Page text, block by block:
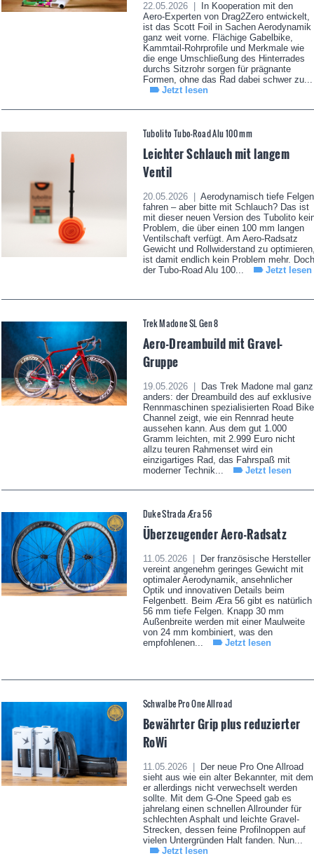
22.05.2026 |
In Kooperation mit den
Aero-Experten von Drag2Zero entwickelt,
ist das Scott Foil in Sachen Aerodynamik
ganz weit vorne. Flächige Gabelbike,
Kammtail-Rohrprofile und Merkmale wie
die enge Umschließung des Hinterrades
durchs Sitzrohr sorgen für prägnante
Formen, ohne das Rad dabei schwer zu...
Jetzt lesen
Tubolito Tubo-Road Alu 100 mm
Leichter Schlauch mit langem
Ventil
20.05.2026 |
Aerodynamisch tiefe Felgen
fahren – aber bitte mit Schlauch? Das ist
mit dieser neuen Version des Tubolito
Problem, die über einen 100 mm langen
Ventilschaft verfügt. Am Aero-Radsatz
Gewicht und Rollwiderstand zu
ist damit endlich kein Problem mehr. Doch
der Tubo-Road Alu 100...
Jetzt lesen
Trek Madone SL Gen 8
Aero-Dreambuild mit Gravel-
Gruppe
19.05.2026 |
Das Trek Madone mal ganz
anders: der Dreambuild des auf exklusive
Rennmaschinen spezialisierten Road Bike
Channel zeigt, wie ein Rennrad heute
aussehen kann. Aus dem gut 1.000
Gramm leichten, mit 2.999 Euro nicht
allzu teuren Rahmenset wird ein
einzigartiges Rad, das Fahrspaß mit
moderner Technik...
Jetzt lesen
Duke Strada Æra 56
Überzeugender Aero-Radsatz
11.05.2026 |
Der französische Hersteller
vereint angenehm geringes Gewicht mit
optimaler Aerodynamik, ansehnlicher
Optik und innovativen Details beim
Felgenbett. Beim Æra 56 gibt es natürlich
56 mm tiefe Felgen. Knapp 30 mm
Außenbreite werden mit einer Maulweite
von 24 mm kombiniert, was den
empfohlenen...
Jetzt lesen
Schwalbe Pro One Allroad
Bewährter Grip plus reduzierter
RoWi
11.05.2026 |
Der neue Pro One Allroad
sieht aus wie ein alter Bekannter, mit dem
er allerdings nicht verwechselt werden
sollte. Mit dem G-One Speed gab es
jahrelang einen schnellen Allrounder für
schlechten Asphalt und leichte Gravel-
Strecken, dessen feine Profilnoppen auf
vielen Untergründen Halt fanden. Nun...
Jetzt lesen